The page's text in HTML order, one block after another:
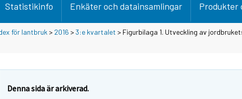
Statistikinfo Enkäter och datainsamlingar Produkter
för lantbruk > 2016 >3:e kvartalet > Figurbilaga 1. Utveckling av
Denna sida är arkiverad.